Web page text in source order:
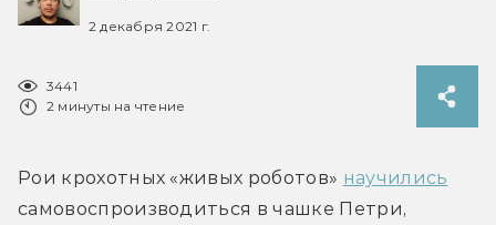
2 декабря 2021 г.
3441
2 минуты на чтение
Рои крохотных «живых роботов» научились
самовоспроизводиться в чашке Петри,